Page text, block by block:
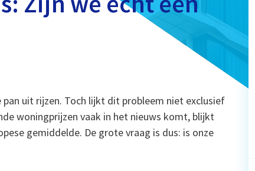
uit rijzen. Toch lijkt dit probleem niet exclusief
woningprijzen vaak in het nieuws komt, blijkt
gemiddelde. De grote vraag is dus: is onze